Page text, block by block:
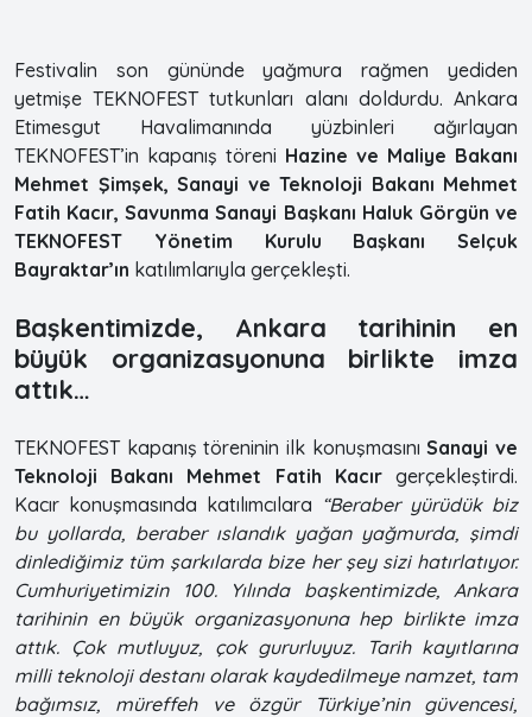
Festivalin son gününde yağmura rağmen yediden
yetmişe TEKNOFEST tutkunları alanı doldurdu. Ankara
Etimesgut Havalimanında yüzbinleri ağırlayan
TEKNOFEST’in kapanış töreni Hazine ve Maliye Bakanı
Mehmet Şimşek, Sanayi ve Teknoloji Bakanı Mehmet
Fatih Kacır, Savunma Sanayi Başkanı Haluk Görgün ve
TEKNOFEST Yönetim Kurulu Başkanı Selçuk
Bayraktar’ın katılımlarıyla gerçekleşti.
Başkentimizde, Ankara tarihinin en
büyük organizasyonuna birlikte imza
attık…
TEKNOFEST kapanış töreninin ilk konuşmasınıSanayi ve
Teknoloji Bakanı Mehmet Fatih Kacırgerçekleştirdi.
Kacır konuşmasında katılımcılara “Beraber yürüdük biz
bu yollarda, beraber ıslandık yağan yağmurda, şimdi
dinlediğimiz tüm şarkılarda bize her şey sizi hatırlatıyor.
Cumhuriyetimizin 100. Yılında başkentimizde, Ankara
tarihinin en büyük organizasyonuna hep birlikte imza
attık. Çok mutluyuz, çok gururluyuz. Tarih kayıtlarına
milli teknoloji destanı olarak kaydedilmeye namzet, tam
bağımsız, müreffeh ve özgür Türkiye’nin güvencesi,